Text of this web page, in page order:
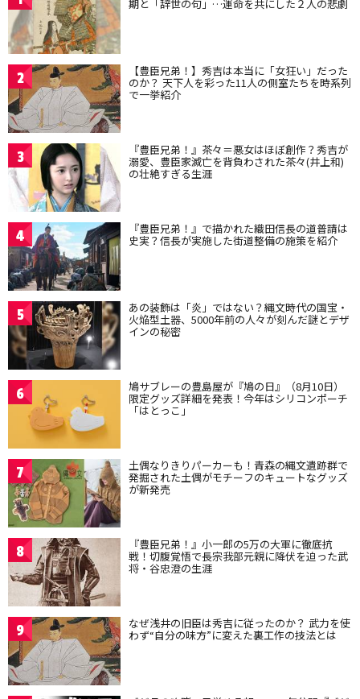
期と「辞世の句」…運命を共にした２人の悲劇
2 【豊臣兄弟！】秀吉は本当に「女狂い」だった
のか？ 天下人を彩った11人の側室たちを時系列
で一挙紹介
3 『豊臣兄弟！』茶々＝悪女はほぼ創作？秀吉が
溺愛、豊臣家滅亡を背負わされた茶々(井上和)
の壮絶すぎる生涯
4 『豊臣兄弟！』で描かれた織田信長の道普請は
史実？信長が実施した街道整備の施策を紹介
5 あの装飾は「炎」ではない？縄文時代の国宝・
火焔型土器、5000年前の人々が刻んだ謎とデザ
インの秘密
6 鳩サブレーの豊島屋が『鳩の日』（8月10日）
限定グッズ詳細を発表！今年はシリコンポーチ
「はとっこ」
7 土偶なりきりパーカーも！青森の縄文遺跡群で
発掘された土偶がモチーフのキュートなグッズ
が新発売
8 『豊臣兄弟！』小一郎の5万の大軍に徹底抗
戦！切腹覚悟で長宗我部元親に降伏を迫った武
将・谷忠澄の生涯
9 なぜ浅井の旧臣は秀吉に従ったのか？ 武力を使
わず“自分の味方”に変えた裏工作の技法とは